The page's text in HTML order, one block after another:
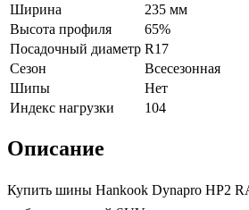
Ширина
235 мм
Высота профиля
65%
Посадочный диаметр R17
Сезон
Всесезонная
Шипы
Нет
Индекс нагрузки
104
Описание
Купить шины Hankook Dynapro HP2